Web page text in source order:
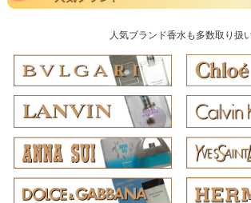
人気ブランド香水も多数取り扱